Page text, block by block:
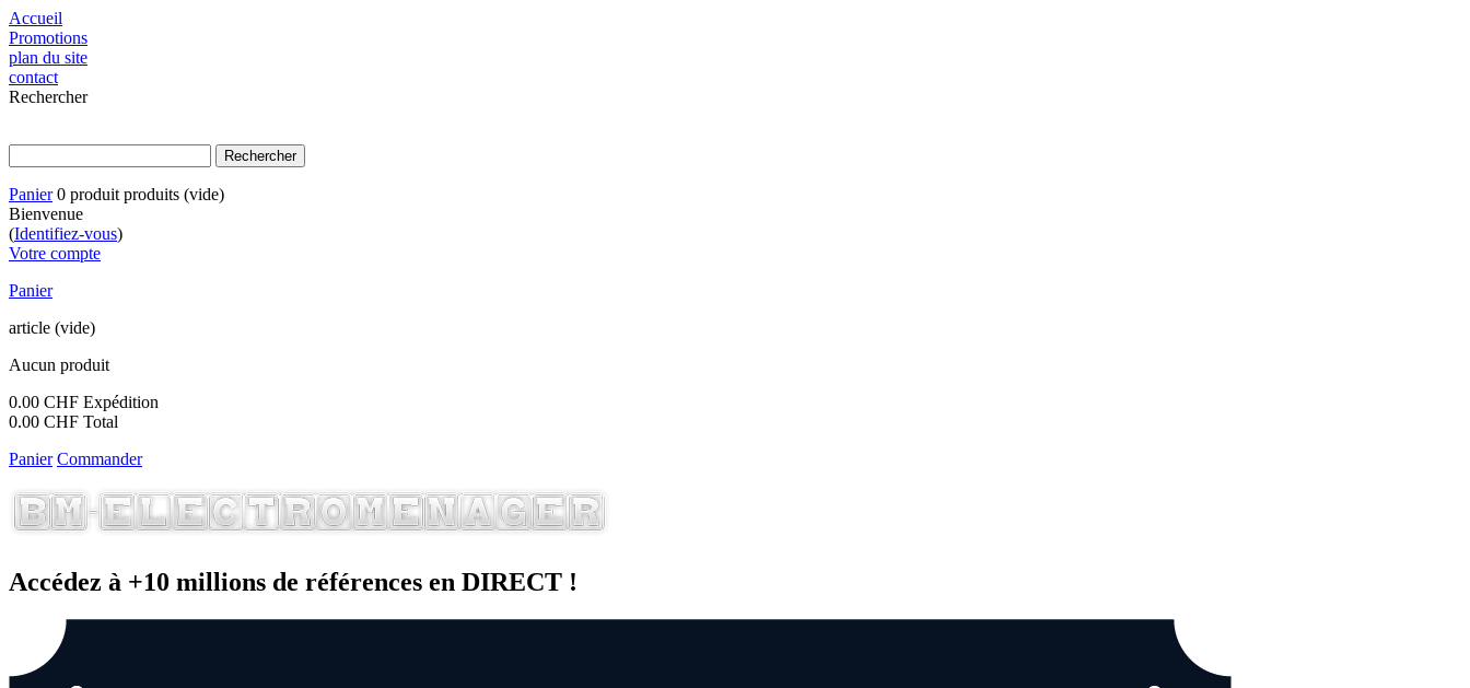
Accueil
Promotions
plan du site
contact
Rechercher
Panier 0 produit produits (vide)
Bienvenue
(Identifiez-vous)
Votre compte
Panier
article (vide)
Aucun produit
0.00 CHF Expédition
0.00 CHF Total
Panier Commander
Accédez à +10 millions de références en DIRECT !